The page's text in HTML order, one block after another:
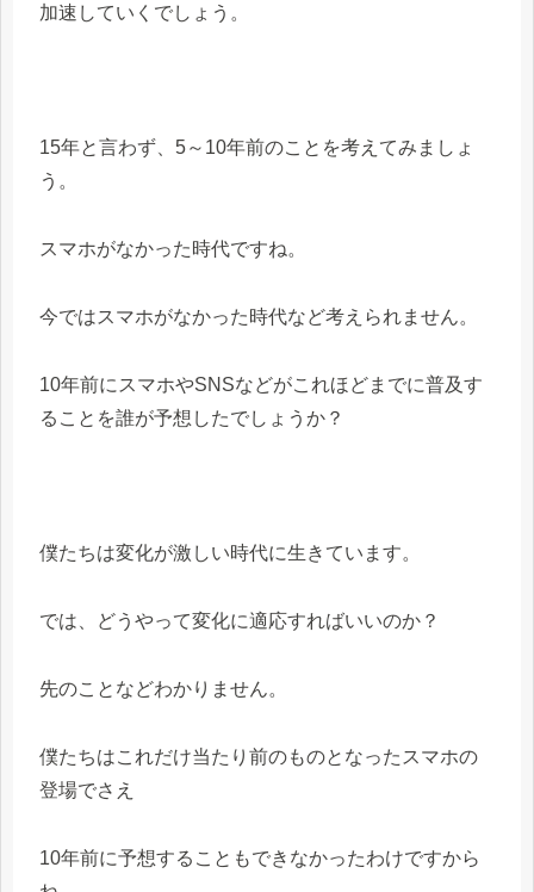
加速していくでしょう。
15年と言わず、5～10年前のことを考えてみましょ
う。
スマホがなかった時代ですね。
今ではスマホがなかった時代など考えられません。
10年前にスマホやSNSなどがこれほどまでに普及す
ることを誰が予想したでしょうか？
僕たちは変化が激しい時代に生きています。
では、どうやって変化に適応すればいいのか？
先のことなどわかりません。
僕たちはこれだけ当たり前のものとなったスマホの
登場でさえ
10年前に予想することもできなかったわけですから